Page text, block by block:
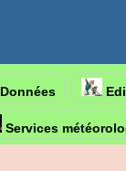
Données
Services